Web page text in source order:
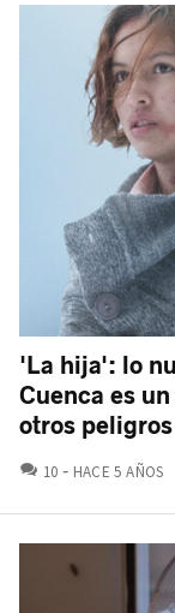
'La hija': lo
Cuenca es
otros
10 COMENTARIOS
HACE 5 AÑOS